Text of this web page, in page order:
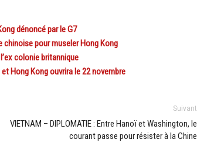
dénoncé par le G7
chinoise pour museler Hong Kong
colonie britannique
et Hong Kong ouvrira le 22 novembre
Suivant
VIETNAM – DIPLOMATIE : Entre Hanoï et Washington, le
courant passe pour résister à la Chine